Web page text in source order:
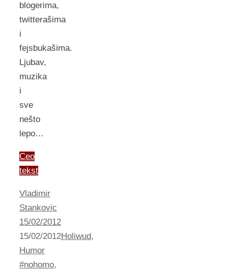
blogerima,
twitterašima
i
fejsbukašima.
Ljubav,
muzika
i
sve
nešto
lepo…
Ceo
tekst
Vladimir
Stankovic
15/02/2012
15/02/2012Holiwud,
Humor
#nohomo,